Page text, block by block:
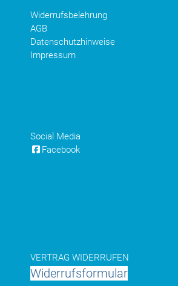
Widerrufsbelehrung
AGB
Datenschutzhinweise
Impressum
Social Media
Facebook
VERTRAG WIDERRUFEN
Widerrufsformular